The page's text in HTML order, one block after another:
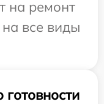
на ремонт
все виды